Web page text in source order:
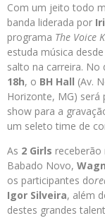
Com um jeito todo
banda liderada por
programa The Voice
estuda música
salto na carreira. No
18h, o BH Hall (Av.
Horizonte, MG) será
show para a
um seleto time de
As 2 Girls
Babado Novo,
os participantes do
Igor Silveira, além
destes grandes